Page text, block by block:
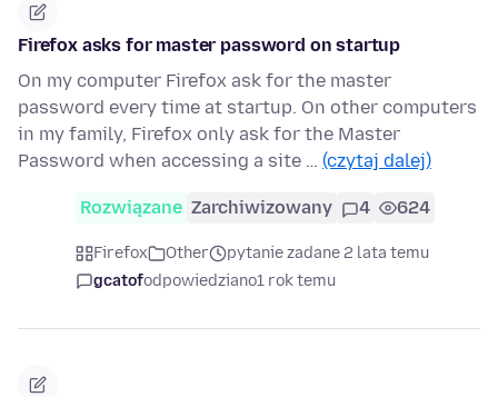
Firefox asks for master password on startup
On my computer Firefox ask for the master
password every time at startup. On other computers
in my family, Firefox only ask for the Master
Password when accessing a site … (czytaj dalej)
Rozwiązane Zarchiwizowany 4 624
Firefox Other
pytanie zadane 2 lata temu
gcatofodpowiedziano1 rok temu